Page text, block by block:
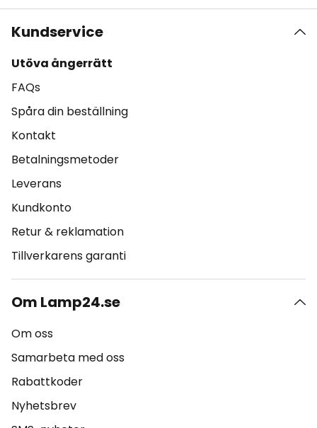
Kundservice
Utöva ångerrätt
FAQs
Spåra din beställning
Kontakt
Betalningsmetoder
Leverans
Kundkonto
Retur & reklamation
Tillverkarens garanti
Om Lamp24.se
Om oss
Samarbeta med oss
Rabattkoder
Nyhetsbrev